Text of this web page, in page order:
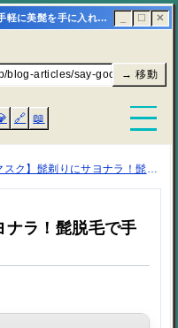
【脱マスク】髭剃りにサヨナラ！髭脱毛で手軽に美髭を手に入れよう！ | マネモア ☐ ✕
blog-articles/say-goodbye-to-
→ 移動
🔗 📖
【脱マスク】髭剃りにサヨナラ！髭脱毛で手軽に美髭を手に入れよう！
ナラ！髭脱毛で手